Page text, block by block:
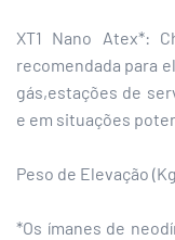
XT1 Nano Atex*:
recomendada para
gás,estações de
e em situações
Peso de Elevação
*Os ímanes de